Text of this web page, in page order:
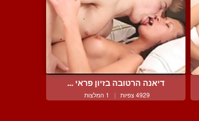
דיאנה הרטובה בזיון פראי ...
4929 צפיות | 1 המלצות